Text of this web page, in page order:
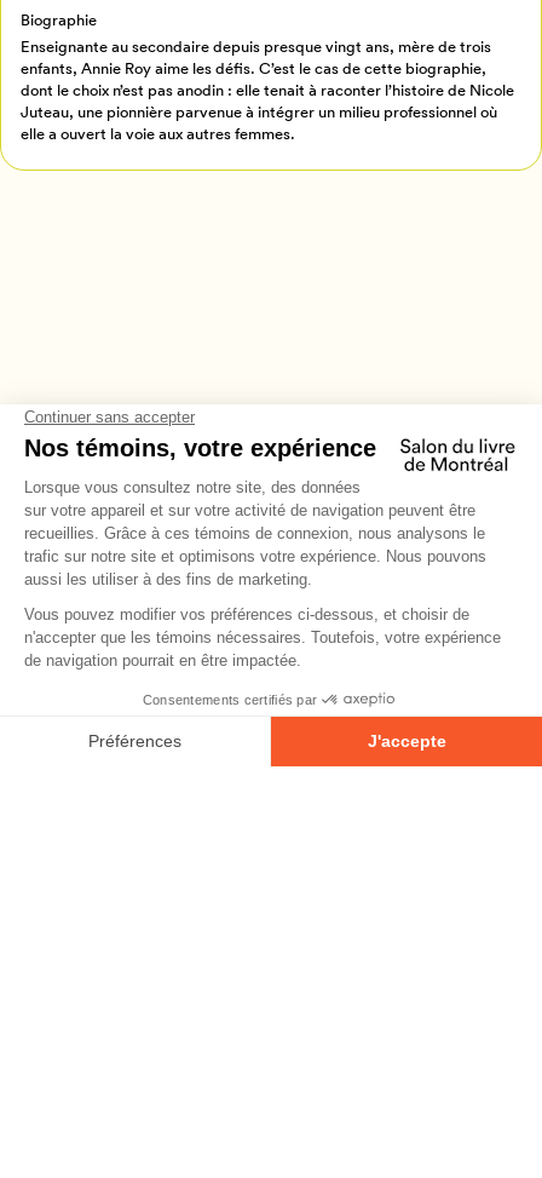
Retour à l’accueil
Biographie
Enseignante au secondaire depuis presque vingt ans, mère de trois
enfants, Annie Roy aime les défis. C’est le cas de cette biographie,
dont le choix n’est pas anodin : elle tenait à raconter l’histoire de Nicole
Juteau, une pionnière parvenue à intégrer un milieu professionnel où
elle a ouvert la voie aux autres femmes.
Annuler